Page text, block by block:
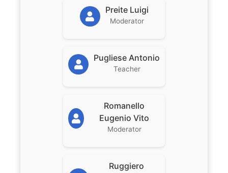
Preite Luigi
Moderator
Pugliese Antonio
Teacher
Romanello
Eugenio Vito
Moderator
Ruggiero